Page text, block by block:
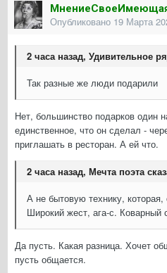
Опубликовано 19 Марта
2 часа назад, Удивительное
Так разные же люди подарили
Нет, большинство подарков один
единственное, что он сделал -
приглашать в ресторан. А ей что.
2 часа назад, Мечта поэта
А не бытовую технику,
Широкий жест, ага-с. Коварный
Да пусть. Какая разница. Хочет
пусть общается.